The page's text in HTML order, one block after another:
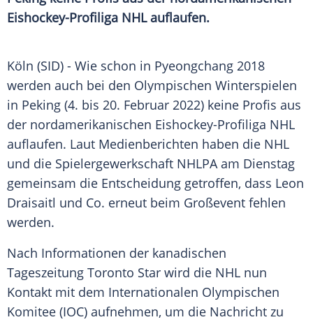
Eishockey-Profiliga NHLauflaufen.
Köln (SID) - Wie schon in Pyeongchang 2018
werden auch bei den Olympischen Winterspielen
in Peking (4. bis 20. Februar 2022) keine Profis aus
der nordamerikanischen Eishockey-Profiliga NHL
auflaufen. Laut Medienberichten haben die NHL
und die Spielergewerkschaft NHLPAam Dienstag
gemeinsam die Entscheidung getroffen, dass Leon
Draisaitl und Co. erneut beim Großevent fehlen
werden.
Nach Informationen der kanadischen
Tageszeitung Toronto Star wird die NHL nun
Kontakt mit dem Internationalen Olympischen
Komitee (IOC) aufnehmen, um die Nachricht zu